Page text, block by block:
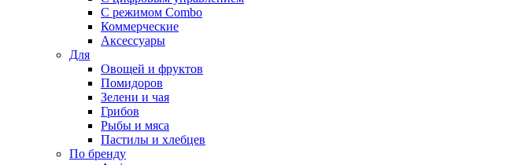
С режимом Combo
Коммерческие
Аксессуары
Для
Овощей и фруктов
Помидоров
Зелени и чая
Грибов
Рыбы и мяса
Пастилы и хлебцев
По бренду